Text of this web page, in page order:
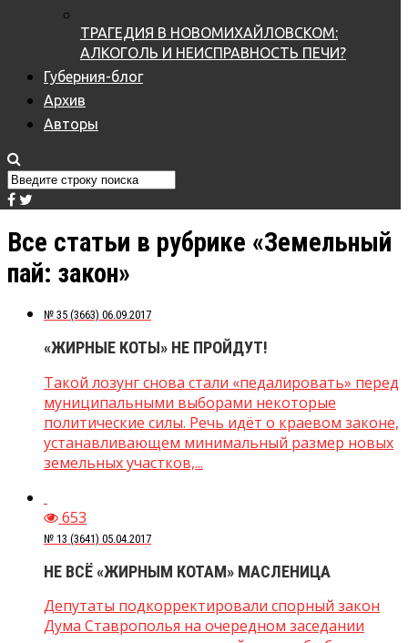
ТРАГЕДИЯ В НОВОМИХАЙЛОВСКОМ:
АЛКОГОЛЬ И НЕИСПРАВНОСТЬ ПЕЧИ?
Губерния-блог
Архив
Авторы
Все статьи в рубрике «Земельный
пай: закон»
№ 35 (3663) 06.09.2017
«ЖИРНЫЕ КОТЫ» НЕ ПРОЙДУТ!
Такой лозунг снова стали «педалировать» перед
муниципальными выборами некоторые
политические силы. Речь идёт о краевом законе,
устанавливающем минимальный размер новых
земельных участков,...
653
№ 13 (3641) 05.04.2017
НЕ ВСЁ «ЖИРНЫМ КОТАМ» МАСЛЕНИЦА
Депутаты подкорректировали спорный закон
Дума Ставрополья на очередном заседании